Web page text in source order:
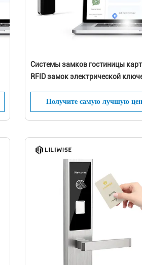
Системы замков гостиницы
RFID замок электрической
Получите самую лучшую